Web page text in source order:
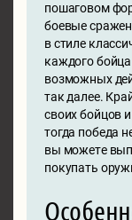
пошаговом
боевые
в стиле
каждого
возможных
так далее.
своих бойцов
тогда победа
вы можете
покупать